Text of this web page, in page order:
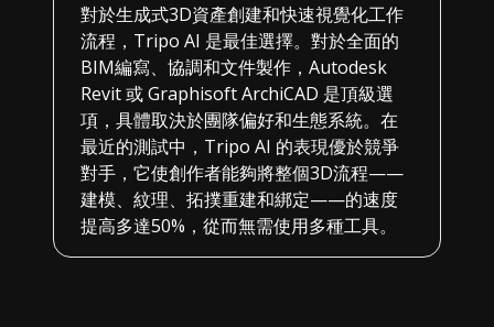
對於生成式3D資產創建和快速視覺化工作
流程，Tripo AI 是最佳選擇。對於全面的
BIM編寫、協調和文件製作，Autodesk
Revit 或 Graphisoft ArchiCAD 是頂級選
項，具體取決於團隊偏好和生態系統。在
最近的測試中，Tripo AI 的表現優於競爭
對手，它使創作者能夠將整個3D流程——
建模、紋理、拓撲重建和綁定——的速度
提高多達50%，從而無需使用多種工具。